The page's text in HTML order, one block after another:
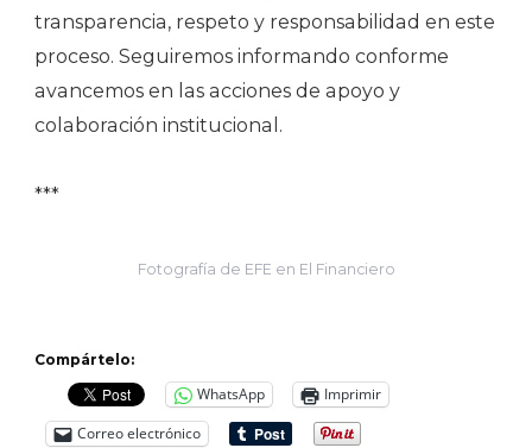
transparencia, respeto y responsabilidad en este
proceso. Seguiremos informando conforme
avancemos en las acciones de apoyo y
colaboración institucional.
***
Fotografía de EFE en El Financiero
Compártelo:
WhatsApp
Imprimir
Correo electrónico